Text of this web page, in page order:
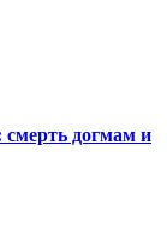
смерть догмам и